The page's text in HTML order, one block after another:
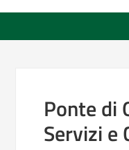
Ponte di
Servizi e